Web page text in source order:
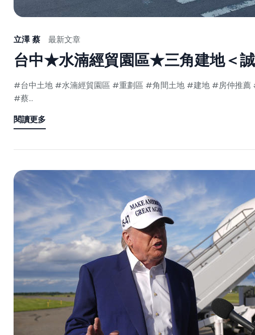
立澤 蔡 最新文章
台中★水湳經貿園區★三角建地＜誠
#台中土地 #水湳經貿園區 #重劃區 #角間土地 #建地 #房仲推
#蔡...
閱讀更多